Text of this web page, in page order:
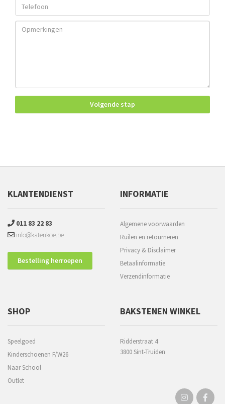
KLANTENDIENST
011 83 22 83
info@katenkoe.be
Bestelling herroepen
INFORMATIE
Algemene voorwaarden
Ruilen en retourneren
Privacy & Disclaimer
Betaalinformatie
Verzendinformatie
SHOP
Speelgoed
Kinderschoenen F/W26
Naar School
Outlet
BAKSTENEN WINKEL
Ridderstraat 4
3800 Sint-Truiden